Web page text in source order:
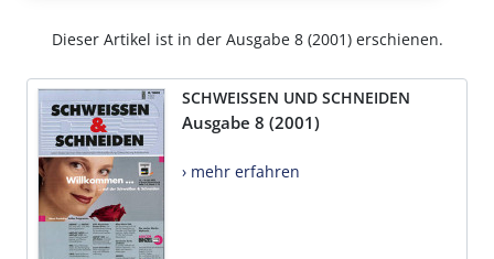
Dieser Artikel ist in der Ausgabe 8 (2001) erschienen.
SCHWEISSEN UND SCHNEIDEN
Ausgabe 8 (2001)
› mehr erfahren